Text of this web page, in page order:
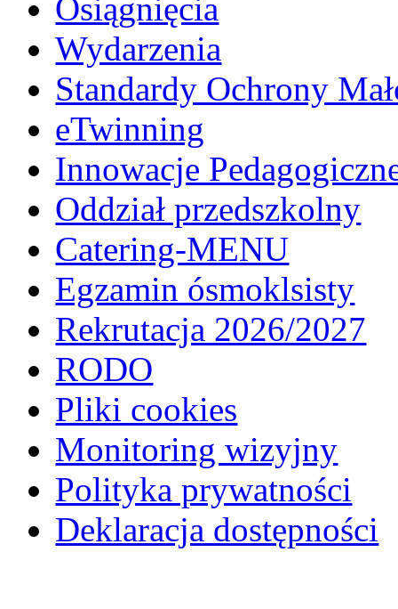
Osiągnięcia
Wydarzenia
Standardy Ochrony
eTwinning
Innowacje
Oddział przedszkolny
Catering-MENU
Egzamin ósmoklsisty
Rekrutacja 2026/2027
RODO
Pliki cookies
Monitoring wizyjny
Polityka prywatności
Deklaracja dostępności